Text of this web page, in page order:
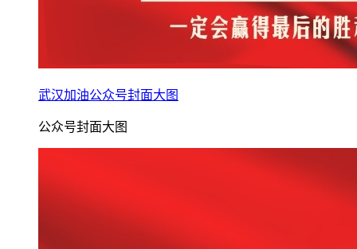
武汉加油公众号封面大图
公众号封面大图